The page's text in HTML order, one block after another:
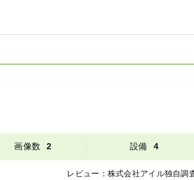
画像数 2 設備 4
レビュー： 株式会社アイル独自調